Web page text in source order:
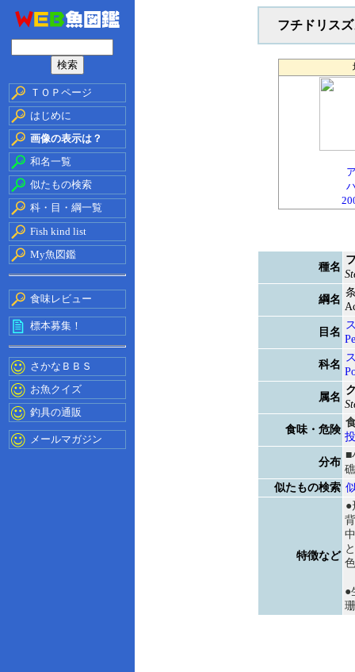
ＴＯＰページ
はじめに
画像の表示は？
和名一覧
似たもの検索
科・目・綱一覧
Fish kind list
My魚図鑑
食味レビュー
標本募集！
さかなＢＢＳ
お魚クイズ
釣具の通販
メールマガジン
フチドリス
種名
綱名
目名
科名
属名
食味・危険
分布
■
似たもの検索
特徴など
●
●